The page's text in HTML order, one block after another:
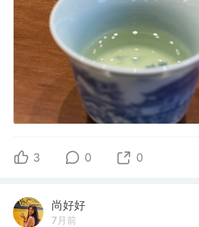
3 0 0
尚好好
7月前